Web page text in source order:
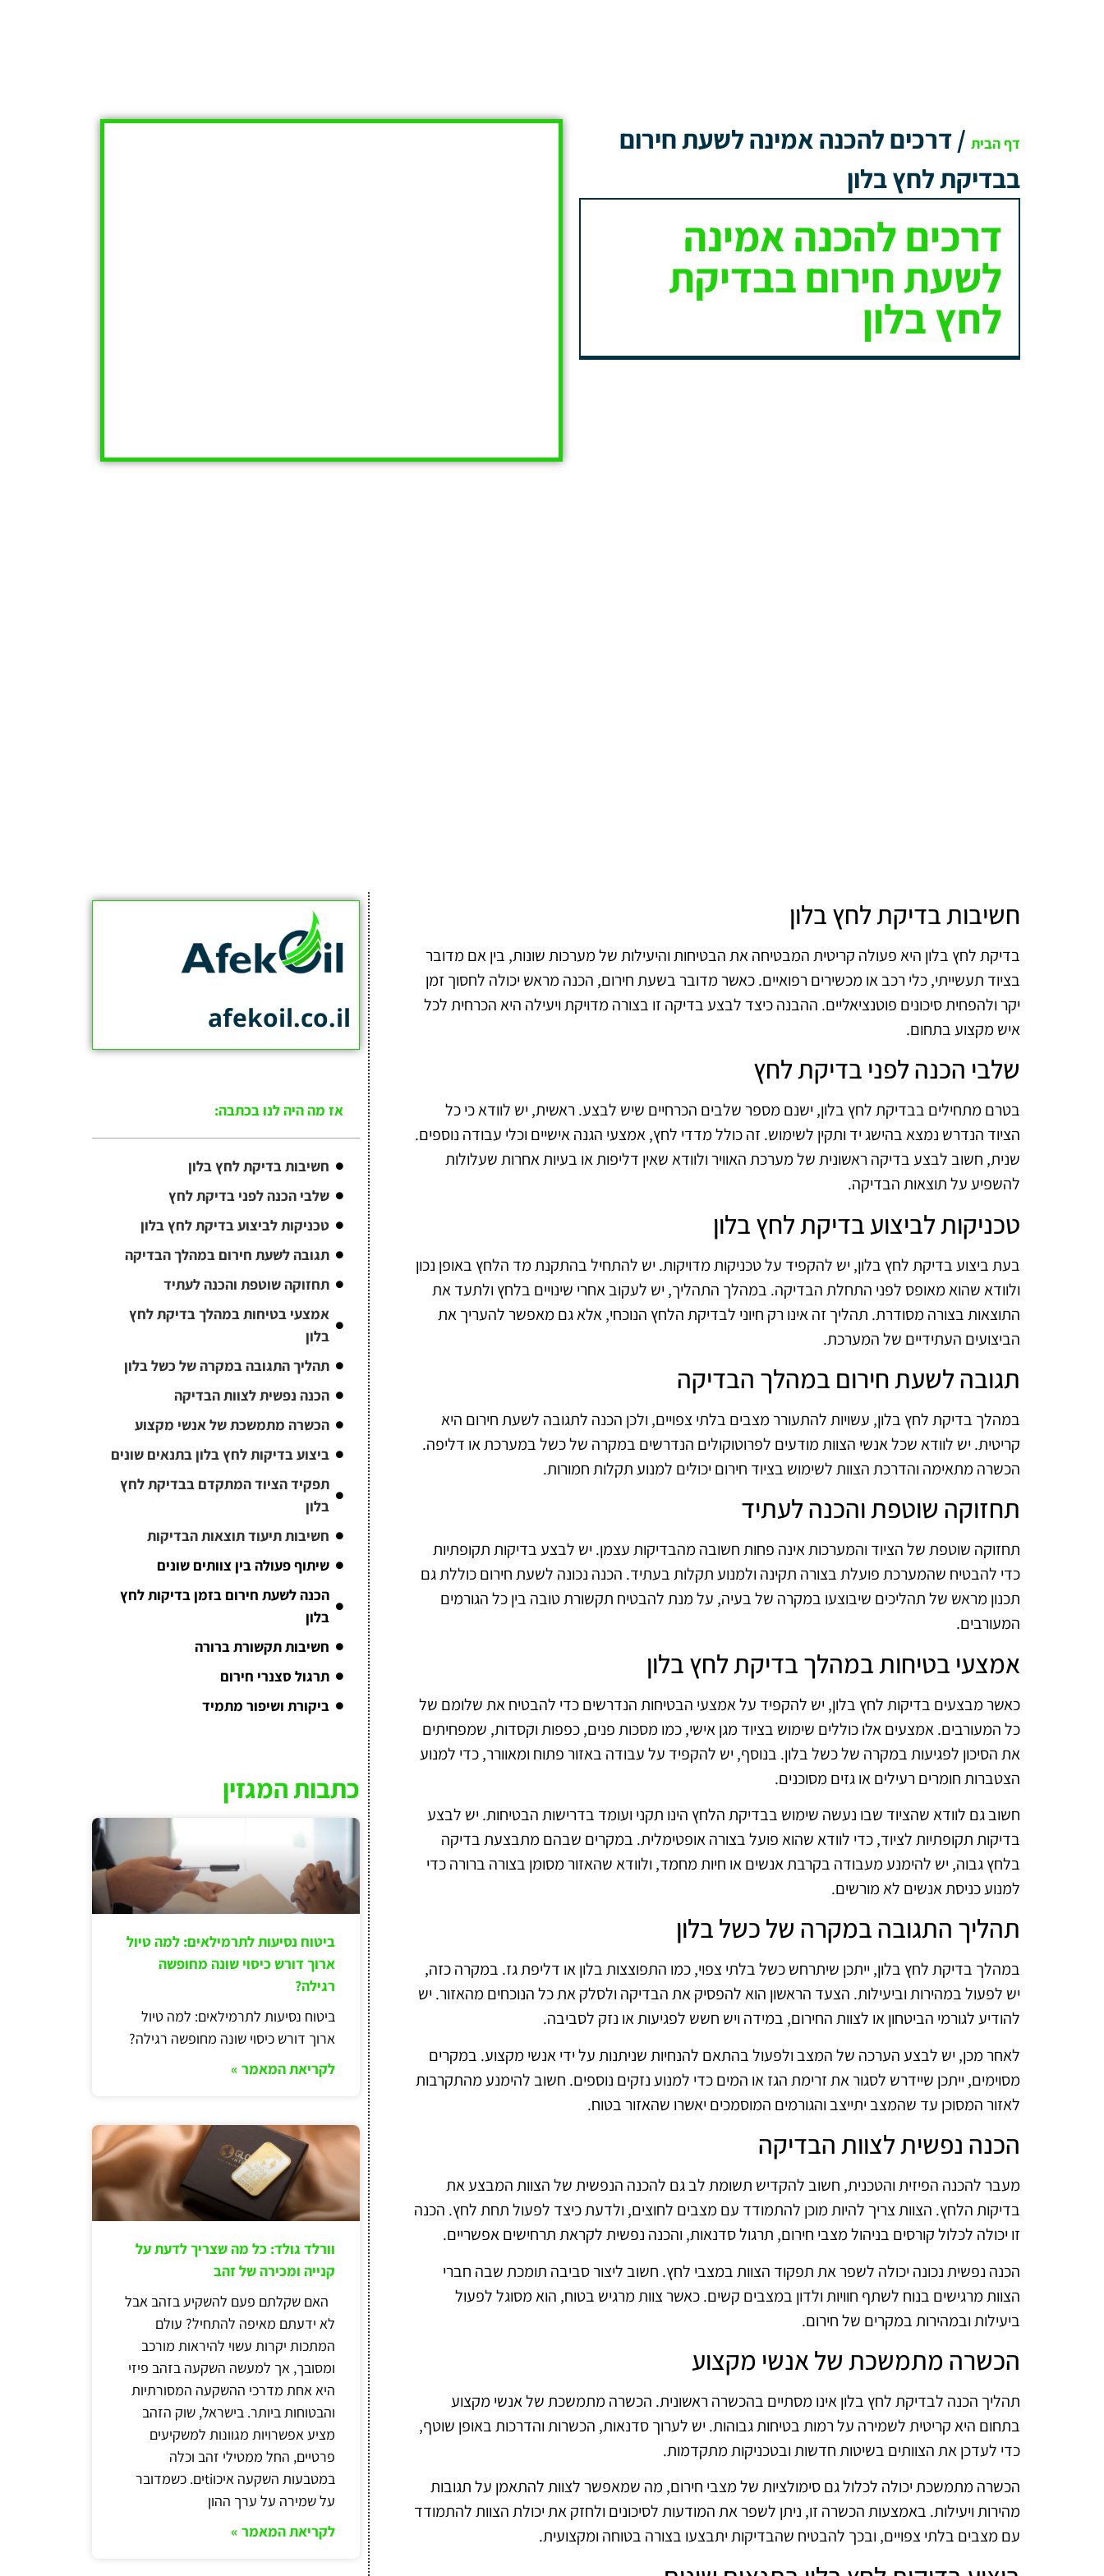
דף הבית /דרכים להכנה אמינה לשעת חירום
בבדיקת לחץ בלון
דרכים להכנה אמינה
לשעת חירום בבדיקת
לחץ בלון
חשיבות בדיקת לחץ בלון
בדיקת לחץ בלון היא פעולה קריטית המבטיחה את הבטיחות והיעילות של מערכות שונות, בין אם מדובר
בציוד תעשייתי, כלי רכב או מכשירים רפואיים. כאשר מדובר בשעת חירום, הכנה מראש יכולה לחסוך זמן
יקר ולהפחית סיכונים פוטנציאליים. ההבנה כיצד לבצע בדיקה זו בצורה מדויקת ויעילה היא הכרחית לכל
איש מקצוע בתחום.
שלבי הכנה לפני בדיקת לחץ
בטרם מתחילים בבדיקת לחץ בלון, ישנם מספר שלבים הכרחיים שיש לבצע. ראשית, יש לוודא כי כל
הציוד הנדרש נמצא בהישג יד ותקין לשימוש. זה כולל מדדי לחץ, אמצעי הגנה אישיים וכלי עבודה נוספים.
שנית, חשוב לבצע בדיקה ראשונית של מערכת האוויר ולוודא שאין דליפות או בעיות אחרות שעלולות
להשפיע על תוצאות הבדיקה.
טכניקות לביצוע בדיקת לחץ בלון
בעת ביצוע בדיקת לחץ בלון, יש להקפיד על טכניקות מדויקות. יש להתחיל בהתקנת מד הלחץ באופן נכון
ולוודא שהוא מאופס לפני התחלת הבדיקה. במהלך התהליך, יש לעקוב אחרי שינויים בלחץ ולתעד את
התוצאות בצורה מסודרת. תהליך זה אינו רק חיוני לבדיקת הלחץ הנוכחי, אלא גם מאפשר להעריך את
הביצועים העתידיים של המערכת.
תגובה לשעת חירום במהלך הבדיקה
במהלך בדיקת לחץ בלון, עשויות להתעורר מצבים בלתי צפויים, ולכן הכנה לתגובה לשעת חירום היא
קריטית. יש לוודא שכל אנשי הצוות מודעים לפרוטוקולים הנדרשים במקרה של כשל במערכת או דליפה.
הכשרה מתאימה והדרכת הצוות לשימוש בציוד חירום יכולים למנוע תקלות חמורות.
תחזוקה שוטפת והכנה לעתיד
תחזוקה שוטפת של הציוד והמערכות אינה פחות חשובה מהבדיקות עצמן. יש לבצע בדיקות תקופתיות
כדי להבטיח שהמערכת פועלת בצורה תקינה ולמנוע תקלות בעתיד. הכנה נכונה לשעת חירום כוללת גם
תכנון מראש של תהליכים שיבוצעו במקרה של בעיה, על מנת להבטיח תקשורת טובה בין כל הגורמים
המעורבים.
אמצעי בטיחות במהלך בדיקת לחץ בלון
כאשר מבצעים בדיקות לחץ בלון, יש להקפיד על אמצעי הבטיחות הנדרשים כדי להבטיח את שלומם של
כל המעורבים. אמצעים אלו כוללים שימוש בציוד מגן אישי, כמו מסכות פנים, כפפות וקסדות, שמפחיתים
את הסיכון לפגיעות במקרה של כשל בלון. בנוסף, יש להקפיד על עבודה באזור פתוח ומאוורר, כדי למנוע
הצטברות חומרים רעילים או גזים מסוכנים.
חשוב גם לוודא שהציוד שבו נעשה שימוש בבדיקת הלחץ הינו תקני ועומד בדרישות הבטיחות. יש לבצע
בדיקות תקופתיות לציוד, כדי לוודא שהוא פועל בצורה אופטימלית. במקרים שבהם מתבצעת בדיקה
בלחץ גבוה, יש להימנע מעבודה בקרבת אנשים או חיות מחמד, ולוודא שהאזור מסומן בצורה ברורה כדי
למנוע כניסת אנשים לא מורשים.
תהליך התגובה במקרה של כשל בלון
במהלך בדיקת לחץ בלון, ייתכן שיתרחש כשל בלתי צפוי, כמו התפוצצות בלון או דליפת גז. במקרה כזה,
יש לפעול במהירות וביעילות. הצעד הראשון הוא להפסיק את הבדיקה ולסלק את כל הנוכחים מהאזור. יש
להודיע לגורמי הביטחון או לצוות החירום, במידה ויש חשש לפגיעות או נזק לסביבה.
לאחר מכן, יש לבצע הערכה של המצב ולפעול בהתאם להנחיות שניתנות על ידי אנשי מקצוע. במקרים
מסוימים, ייתכן שיידרש לסגור את זרימת הגז או המים כדי למנוע נזקים נוספים. חשוב להימנע מהתקרבות
לאזור המסוכן עד שהמצב יתייצב והגורמים המוסמכים יאשרו שהאזור בטוח.
הכנה נפשית לצוות הבדיקה
מעבר להכנה הפיזית והטכנית, חשוב להקדיש תשומת לב גם להכנה הנפשית של הצוות המבצע את
בדיקות הלחץ. הצוות צריך להיות מוכן להתמודד עם מצבים לחוצים, ולדעת כיצד לפעול תחת לחץ. הכנה
זו יכולה לכלול קורסים בניהול מצבי חירום, תרגול סדנאות, והכנה נפשית לקראת תרחישים אפשריים.
הכנה נפשית נכונה יכולה לשפר את תפקוד הצוות במצבי לחץ. חשוב ליצור סביבה תומכת שבה חברי
הצוות מרגישים בנוח לשתף חוויות ולדון במצבים קשים. כאשר צוות מרגיש בטוח, הוא מסוגל לפעול
ביעילות ובמהירות במקרים של חירום.
הכשרה מתמשכת של אנשי מקצוע
תהליך הכנה לבדיקת לחץ בלון אינו מסתיים בהכשרה ראשונית. הכשרה מתמשכת של אנשי מקצוע
בתחום היא קריטית לשמירה על רמות בטיחות גבוהות. יש לערוך סדנאות, הכשרות והדרכות באופן שוטף,
כדי לעדכן את הצוותים בשיטות חדשות ובטכניקות מתקדמות.
הכשרה מתמשכת יכולה לכלול גם סימולציות של מצבי חירום, מה שמאפשר לצוות להתאמן על תגובות
מהירות ויעילות. באמצעות הכשרה זו, ניתן לשפר את המודעות לסיכונים ולחזק את יכולת הצוות להתמודד
עם מצבים בלתי צפויים, ובכך להבטיח שהבדיקות יתבצעו בצורה בטוחה ומקצועית.
afekoil.co.il
אז מה היה לנו בכתבה:
חשיבות בדיקת לחץ בלון
שלבי הכנה לפני בדיקת לחץ
טכניקות לביצוע בדיקת לחץ בלון
תגובה לשעת חירום במהלך הבדיקה
תחזוקה שוטפת והכנה לעתיד
אמצעי בטיחות במהלך בדיקת לחץ
בלון
תהליך התגובה במקרה של כשל בלון
הכנה נפשית לצוות הבדיקה
הכשרה מתמשכת של אנשי מקצוע
ביצוע בדיקות לחץ בלון בתנאים שונים
תפקיד הציוד המתקדם בבדיקת לחץ
בלון
חשיבות תיעוד תוצאות הבדיקות
שיתוף פעולה בין צוותים שונים
הכנה לשעת חירום בזמן בדיקות לחץ
בלון
חשיבות תקשורת ברורה
תרגול סצנרי חירום
ביקורת ושיפור מתמיד
כתבות המגזין
ביטוח נסיעות לתרמילאים: למה טיול
ארוך דורש כיסוי שונה מחופשה
רגילה?
ביטוח נסיעות לתרמילאים: למה טיול
ארוך דורש כיסוי שונה מחופשה רגילה?
לקריאת המאמר »
וורלד גולד: כל מה שצריך לדעת על
קנייה ומכירה של זהב
האם שקלתם פעם להשקיע בזהב אבל
לא ידעתם מאיפה להתחיל? עולם
המתכות יקרות עשוי להיראות מורכב
ומסובך, אך למעשה השקעה בזהב פיזי
היא אחת מדרכי ההשקעה המסורתיות
והבטוחות ביותר. בישראל, שוק הזהב
מציע אפשרויות מגוונות למשקיעים
פרטיים, החל ממטילי זהב וכלה
במטבעות השקעה איכוtiים. כשמדובר
על שמירה על ערך ההון
לקריאת המאמר »